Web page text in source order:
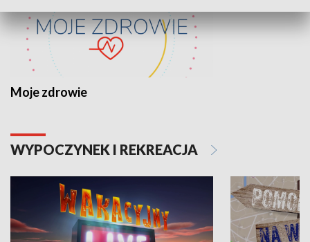
Moje zdrowie
WYPOCZYNEK I REKREACJA